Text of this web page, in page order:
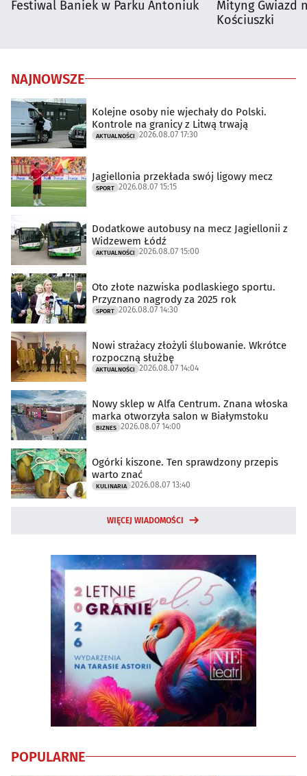
Festiwal Baniek w Parku Antoniuk
Mityng Gwiazd
Kościuszki
NAJNOWSZE
Kolejne osoby nie wjechały do Polski.
Kontrole na granicy z Litwą trwają
AKTUALNOŚCI 2026.08.07 17:30
Jagiellonia przekłada swój ligowy mecz
SPORT 2026.08.07 15:15
Dodatkowe autobusy na mecz Jagiellonii z
Widzewem Łódź
AKTUALNOŚCI 2026.08.07 15:00
Oto złote nazwiska podlaskiego sportu.
Przyznano nagrody za 2025 rok
SPORT 2026.08.07 14:30
Nowi strażacy złożyli ślubowanie. Wkrótce
rozpoczną służbę
AKTUALNOŚCI 2026.08.07 14:04
Nowy sklep w Alfa Centrum. Znana włoska
marka otworzyła salon w Białymstoku
BIZNES 2026.08.07 14:00
Ogórki kiszone. Ten sprawdzony przepis
warto znać
KULINARIA 2026.08.07 13:40
WIĘCEJ WIADOMOŚCI
POPULARNE